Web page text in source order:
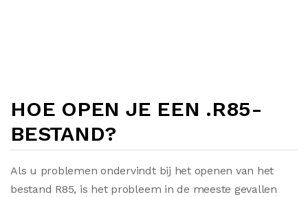
HOE OPEN JE EEN .R85-
BESTAND?
Als u problemen ondervindt bij het openen van het
bestand R85, is het probleem in de meeste gevallen